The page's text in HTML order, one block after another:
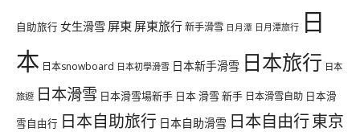
自助旅行 女生滑雪 屏東 屏東旅行新手滑雪 日月潭 日月潭旅行 日
本 日本snowboard 日本初學滑雪 日本新手滑雪 日本旅行 日本
旅遊 日本滑雪 日本滑雪場新手 日本 滑雪 新手 日本滑雪自助 日本滑
雪自由行 日本自助旅行 日本自助滑雪 日本自由行東京